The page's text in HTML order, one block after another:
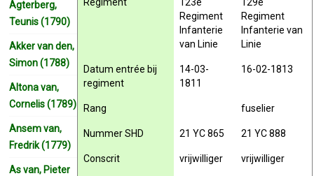
Regiment
Infanterie
van Linie
Regiment
Infanterie van
Linie
Datum entrée bij
regiment
14-03-
1811
16-02-1813
Rang fuselier
Nummer SHD 21 YC 865 21 YC 888
Conscrit vrijwilliger vrijwilliger
Agterberg,
Teunis (1790)
Akker van den,
Simon (1788)
Altona van,
Cornelis (1789)
Ansem van,
Fredrik (1779)
As van, Pieter